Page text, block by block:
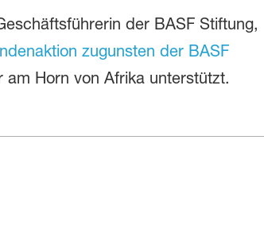
der BASF Stiftung,
zugunsten der BASF
Horn von Afrika unterstützt.